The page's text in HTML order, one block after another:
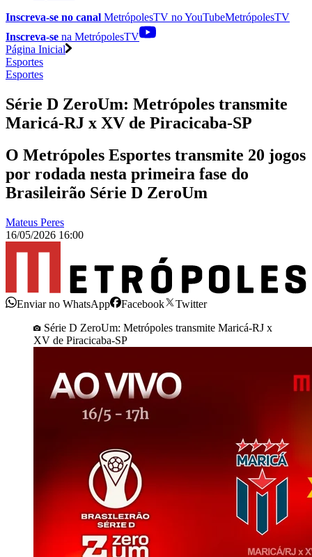
Inscreva-se no canal MetrópolesTV noYouTubeMetrópolesTV
Inscreva-se na MetrópolesTV
Página Inicial
Esportes
Esportes
Série D ZeroUm: Metrópoles transmite
Maricá-RJ x XV de Piracicaba-SP
O Metrópoles Esportes transmite 20 jogos
por rodada nesta primeira fase do
Brasileirão Série D ZeroUm
Mateus Peres
16/05/2026 16:00
Enviar no WhatsApp Facebook
Twitter
Série D ZeroUm: Metrópoles transmite Maricá-RJ x
XV de Piracicaba-SP